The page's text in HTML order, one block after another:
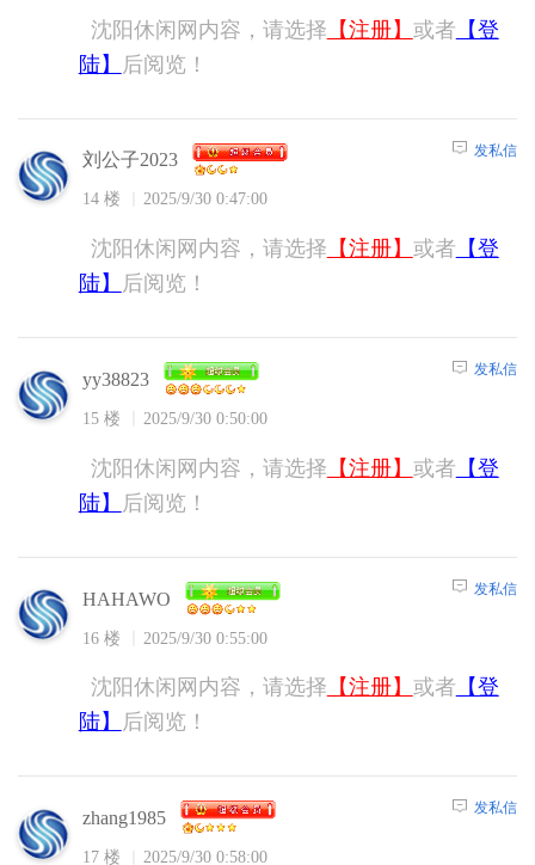
沈阳休闲网内容，请选择 【注册】 或者 【登
陆】
后阅览！
刘公子2023
14 楼 2025/9/30 0:47:00
发私信
沈阳休闲网内容，请选择 【注册】 或者 【登
陆】
后阅览！
yy38823
15 楼 2025/9/30 0:50:00
发私信
沈阳休闲网内容，请选择 【注册】 或者 【登
陆】
后阅览！
HAHAWO
16 楼 2025/9/30 0:55:00
发私信
沈阳休闲网内容，请选择 【注册】 或者 【登
陆】
后阅览！
zhang1985
17 楼 2025/9/30 0:58:00
发私信